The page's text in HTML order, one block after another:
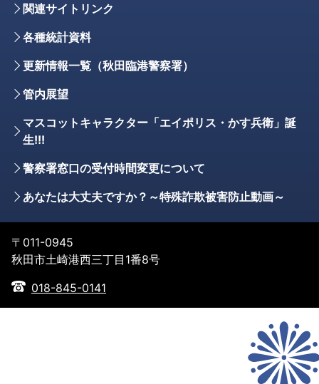
関連サイトリンク
各種統計資料
更新情報一覧（秋田臨港警察署）
管内展望
マスコットキャラクター「エイポリス・かす兵衛」誕
生!!!
警察署窓口の受付時間変更について
あなたは大丈夫ですか？～特殊詐欺被害防止動画～
〒011-0945
秋田市土崎港西三丁目1番8号
018-845-0141